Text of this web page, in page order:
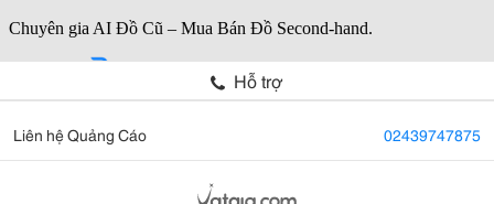
Hỗ trợ
Liên hệ Quảng Cáo 02439747875